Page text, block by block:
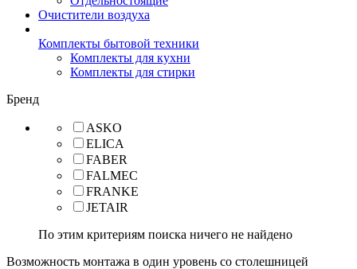
Очистители воздуха
Комплекты бытовой техники
Комплекты для кухни
Комплекты для стирки
Бренд
ASKO
ELICA
FABER
FALMEC
FRANKE
JETAIR
По этим критериям поиска ничего не найдено
Возможность монтажа в один уровень со столешницей